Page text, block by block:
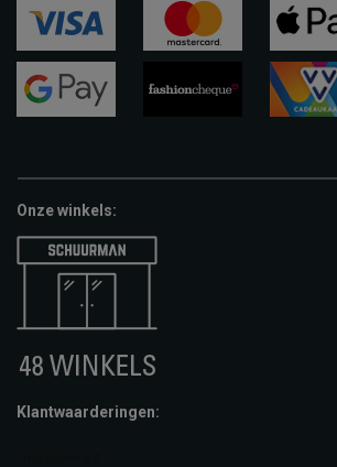
visa
apple-
pay
Onze winkels:
Klantwaarderingen: